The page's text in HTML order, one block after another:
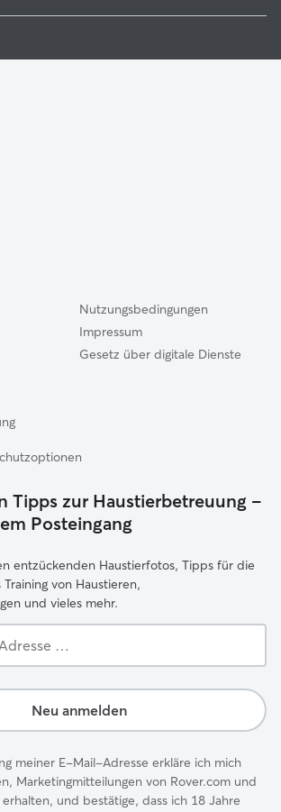
Pinneberg
Nutzungsbedingungen
Impressum
Gesetz über digitale Dienste
Tipps zur Haustierbetreuung –
Posteingang
entzückenden Haustierfotos, Tipps für die
von Haustieren,
und vieles mehr.
Neu anmelden
meiner E-Mail-Adresse erkläre ich mich
Marketingmitteilungen von Rover.com und
und bestätige, dass ich 18 Jahre